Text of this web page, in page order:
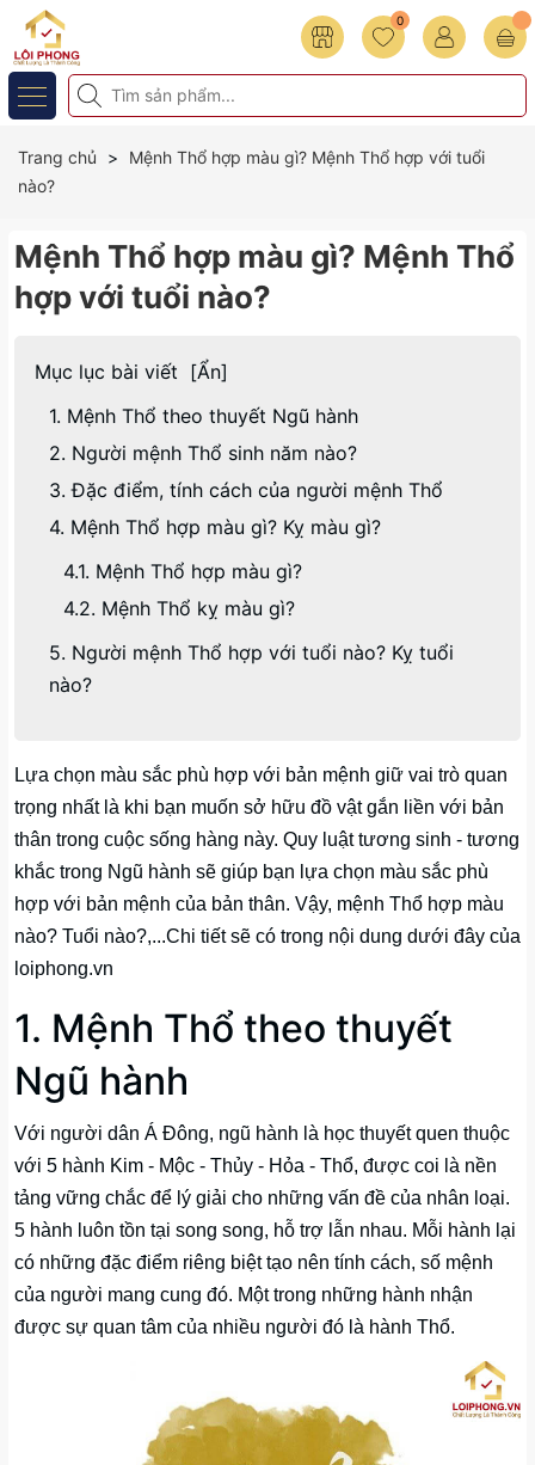
0
Trang chủ
Mệnh Thổ hợp màu gì? Mệnh Thổ hợp với tuổi
nào?
Mệnh Thổ hợp màu gì? Mệnh Thổ
hợp với tuổi nào?
Mục lục bài viết [Ẩn]
1. Mệnh Thổ theo thuyết Ngũ hành
2. Người mệnh Thổ sinh năm nào?
3. Đặc điểm, tính cách của người mệnh Thổ
4. Mệnh Thổ hợp màu gì? Kỵ màu gì?
4.1. Mệnh Thổ hợp màu gì?
4.2. Mệnh Thổ kỵ màu gì?
5. Người mệnh Thổ hợp với tuổi nào? Kỵ tuổi
nào?
Lựa chọn màu sắc phù hợp với bản mệnh giữ vai trò quan
trọng nhất là khi bạn muốn sở hữu đồ vật gắn liền với bản
thân trong cuộc sống hàng này. Quy luật tương sinh - tương
khắc trong Ngũ hành sẽ giúp bạn lựa chọn màu sắc phù
hợp với bản mệnh của bản thân. Vậy, mệnh Thổ hợp màu
nào? Tuổi nào?,...Chi tiết sẽ có trong nội dung dưới đây của
loiphong.vn
1. Mệnh Thổ theo thuyết
Ngũ hành
Với người dân Á Đông, ngũ hành là học thuyết quen thuộc
với 5 hành Kim - Mộc - Thủy - Hỏa - Thổ, được coi là nền
tảng vững chắc để lý giải cho những vấn đề của nhân loại.
5 hành luôn tồn tại song song, hỗ trợ lẫn nhau. Mỗi hành lại
có những đặc điểm riêng biệt tạo nên tính cách, số mệnh
của người mang cung đó. Một trong những hành nhận
được sự quan tâm của nhiều người đó là hành Thổ.